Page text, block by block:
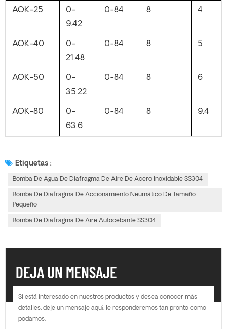
AOK-25
0-
9.42
0-84 8 4
AOK-40
0-
21.48
0-84 8 5
AOK-50
0-
35.22
0-84 8 6
AOK-80
0-
63.6
0-84 8 9.4
Etiquetas :
Bomba De Agua De Diafragma De Aire De Acero Inoxidable SS304
Bomba De Diafragma De Accionamiento Neumático De Tamaño
Pequeño
Bomba De Diafragma De Aire Autocebante SS304
DEJA UN MENSAJE
Si está interesado en nuestros productos y desea conocer más
detalles, deje un mensaje aquí, le responderemos tan pronto como
podamos.